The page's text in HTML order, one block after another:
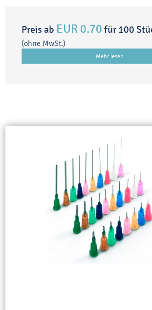
Preis ab EUR 0.70 für 100
(ohne MwSt.)
Mehr lesen